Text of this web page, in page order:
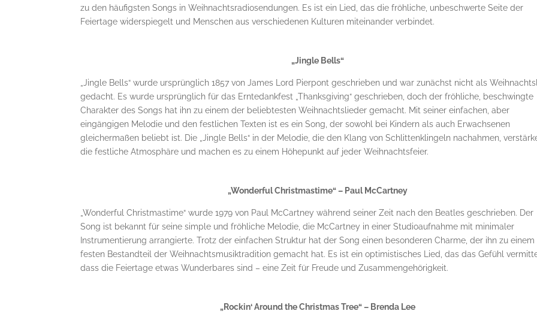
zu den häufigsten Songs in Weihnachtsradiosendungen. Es ist ein Lied, das die fröhliche, unbeschwerte Seite der
Feiertage widerspiegelt und Menschen aus verschiedenen Kulturen miteinander verbindet.
„Jingle Bells“
„Jingle Bells“ wurde ursprünglich 1857 von James Lord Pierpont geschrieben und war zunächst nicht als
gedacht. Es wurde ursprünglich für das Erntedankfest „Thanksgiving“ geschrieben, doch der fröhliche, beschwingte
Charakter des Songs hat ihn zu einem der beliebtesten Weihnachtslieder gemacht. Mit seiner einfachen, aber
eingängigen Melodie und den festlichen Texten ist es ein Song, der sowohl bei Kindern als auch Erwachsenen
gleichermaßen beliebt ist. Die „Jingle Bells“ in der Melodie, die den Klang von Schlittenklingeln nachahmen,
die festliche Atmosphäre und machen es zu einem Höhepunkt auf jeder Weihnachtsfeier.
„Wonderful Christmastime“ – Paul McCartney
„Wonderful Christmastime“ wurde 1979 von Paul McCartney während seiner Zeit nach den Beatles geschrieben. Der
Song ist bekannt für seine simple und fröhliche Melodie, die McCartney in einer Studioaufnahme mit minimaler
Instrumentierung arrangierte. Trotz der einfachen Struktur hat der Song einen besonderen Charme, der ihn zu einem
festen Bestandteil der Weihnachtsmusiktradition gemacht hat. Es ist ein optimistisches Lied, das das Gefühl
dass die Feiertage etwas Wunderbares sind – eine Zeit für Freude und Zusammengehörigkeit.
„Rockin‘ Around the Christmas Tree“ – Brenda Lee